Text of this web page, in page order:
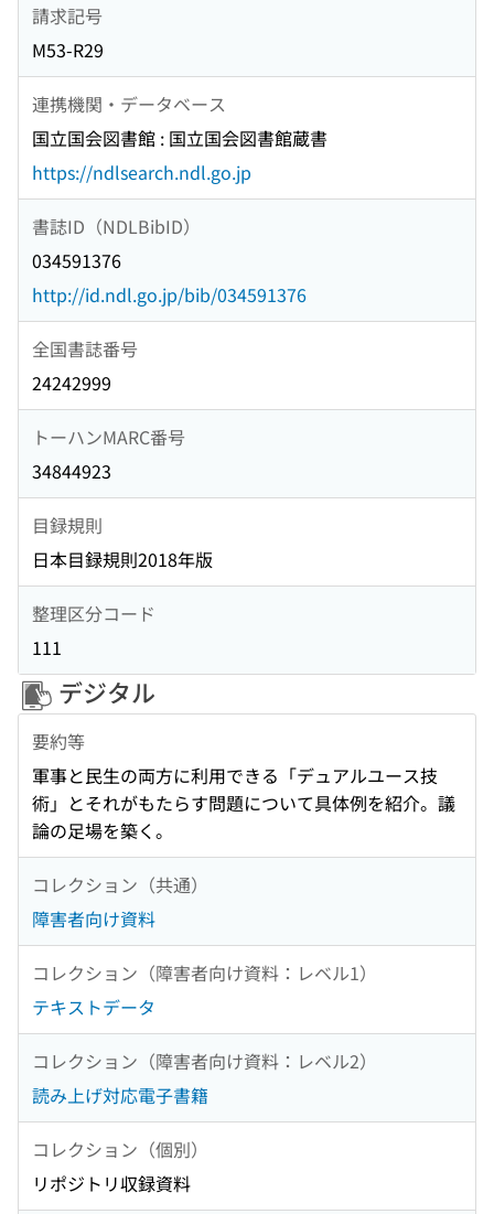
請求記号
M53-R29
連携機関・データベース
国立国会図書館 : 国立国会図書館蔵書
https://ndlsearch.ndl.go.jp
書誌ID（NDLBibID）
034591376
http://id.ndl.go.jp/bib/034591376
全国書誌番号
24242999
トーハンMARC番号
34844923
目録規則
日本目録規則2018年版
整理区分コード
111
デジタル
要約等
軍事と民生の両方に利用できる「デュアルユース技
術」とそれがもたらす問題について具体例を紹介。議
論の足場を築く。
コレクション（共通）
障害者向け資料
コレクション（障害者向け資料：レベル1）
テキストデータ
コレクション（障害者向け資料：レベル2）
読み上げ対応電子書籍
コレクション（個別）
リポジトリ収録資料